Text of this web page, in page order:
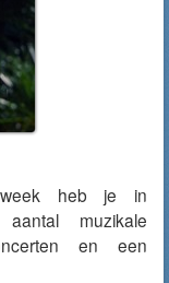
week heb je in
muzikale
en een